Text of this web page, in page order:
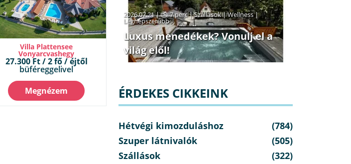
Villa Plattensee
Vonyarcvashegy
27.300 Ft / 2 fő / éjtől
büféreggelivel
Megnézem
2026.07.21 | 7 perc|Szállások|Wellness|
Legnépszerűbb
Luxus menedékek? Vonulj el a
világ elől!
ÉRDEKES CIKKEINK
Hétvégi kimozduláshoz
(784)
Szuper látnivalók
(505)
Szállások
(322)